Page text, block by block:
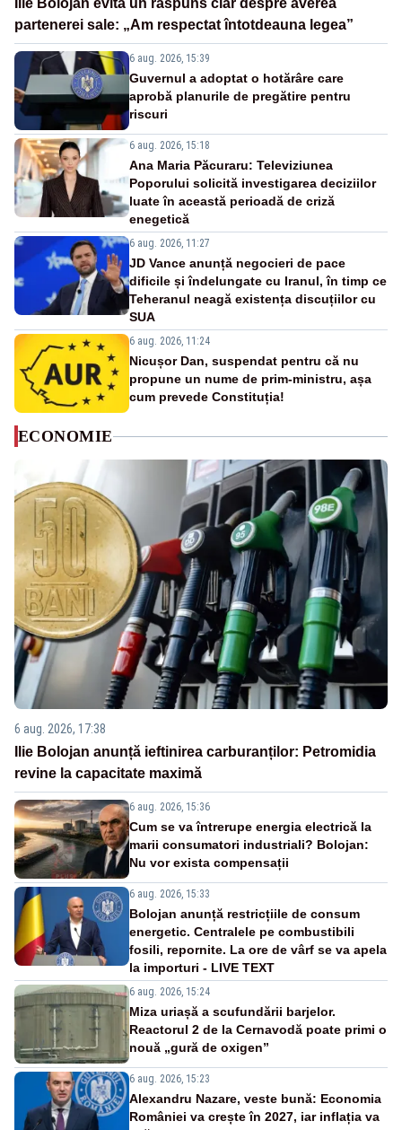
Ilie Bolojan evită un răspuns clar despre averea
partenerei sale: „Am respectat întotdeauna legea”
6 aug. 2026, 15:39
Guvernul a adoptat o hotărâre care
aprobă planurile de pregătire pentru
riscuri
6 aug. 2026, 15:18
Ana Maria Păcuraru: Televiziunea
Poporului solicită investigarea deciziilor
luate în această perioadă de criză
enegetică
6 aug. 2026, 11:27
JD Vance anunță negocieri de pace
dificile și îndelungate cu Iranul, în timp ce
Teheranul neagă existența discuțiilor cu
SUA
6 aug. 2026, 11:24
Nicușor Dan, suspendat pentru că nu
propune un nume de prim-ministru, așa
cum prevede Constituția!
ECONOMIE
6 aug. 2026, 17:38
Ilie Bolojan anunță ieftinirea carburanților: Petromidia
revine la capacitate maximă
6 aug. 2026, 15:36
Cum se va întrerupe energia electrică la
marii consumatori industriali? Bolojan:
Nu vor exista compensații
6 aug. 2026, 15:33
Bolojan anunță restricțiile de consum
energetic. Centralele pe combustibili
fosili, repornite. La ore de vârf se va apela
la importuri - LIVE TEXT
6 aug. 2026, 15:24
Miza uriașă a scufundării barjelor.
Reactorul 2 de la Cernavodă poate primi o
nouă „gură de oxigen”
6 aug. 2026, 15:23
Alexandru Nazare, veste bună: Economia
României va crește în 2027, iar inflația va